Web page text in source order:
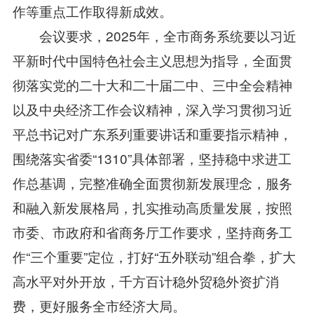
作等重点工作取得新成效。
会议要求，2025年，全市商务系统要以习近
平新时代中国特色社会主义思想为指导，全面贯
彻落实党的二十大和二十届二中、三中全会精神
以及中央经济工作会议精神，深入学习贯彻习近
平总书记对广东系列重要讲话和重要指示精神，
围绕落实省委“1310”具体部署，坚持稳中求进工
作总基调，完整准确全面贯彻新发展理念，服务
和融入新发展格局，扎实推动高质量发展，按照
市委、市政府和省商务厅工作要求，坚持商务工
作“三个重要”定位，打好“五外联动”组合拳，扩大
高水平对外开放，千方百计稳外贸稳外资扩消
费，更好服务全市经济大局。